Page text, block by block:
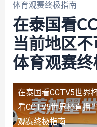
体育观赛终极指南
在泰国看
当前地区
体育观赛终
在泰国看CCTV5世界
看CCTV5世界杯直播
观赛终极指南